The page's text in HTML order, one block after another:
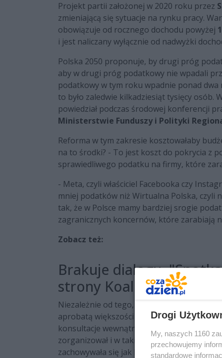
Projekt partii założonej w 2020 roku przez
zmieniającą się sytuacje na rynku pracy.
obowiązuje od rocznego dochodu powyżej
i jest naliczany wyłącznie od nadwyżki
Polska 2050 proponuje, by drugi próg
aby w drugi próg podatkowy nie wpadali
podatkowy w tym roku wpadnie ponad
to było zaledwie kilkadziesiąt tysięcy osób.
powiedział podczas środowej konferencji
Ministerstwie Funduszy i Polityki
Reforma w tym zakresie kosztowałaby
na to środki? - To jest koszt do pokrycia z
sprawiedliwego podatku na firmy, które
- Meta, czyli właściciel Facebooka czy
mniej podatków niż Wirtualna Polska, czyli
tak, że w Polsce mamy bardziej srogie
zagranicznych koncernów, które zarabiają
Zobacz też:
Brakuje dialogu.
strony Koalicji
Niezależnie od tego, jak dobra inicjatywa, to
aprobatą większości parlamentarnej i tu...
konsultacje wewnątrz rządu jest jego lider,
zorganizował i w takim wypadku ciężko
zachowywała się jak listonosz i latała po
Drogi
My, naszych 1160
przechowujemy
standardowe